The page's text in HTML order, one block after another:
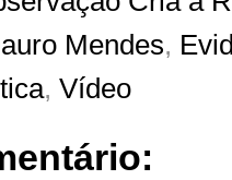
Mendes,
, Vídeo